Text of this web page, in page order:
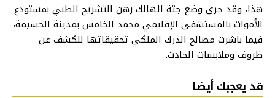
هذا، وقد جرى وضع جثة الهالك رهن التشريح الطبي بمستودع
الأموات بالمستشفى الإقليمي محمد الخامس بمدينة الحسيمة،
فيما باشرت مصالح الدرك الملكي تحقيقاتها للكشف عن
ظروف وملابسات الحادث.
قد يعجبك أيضا